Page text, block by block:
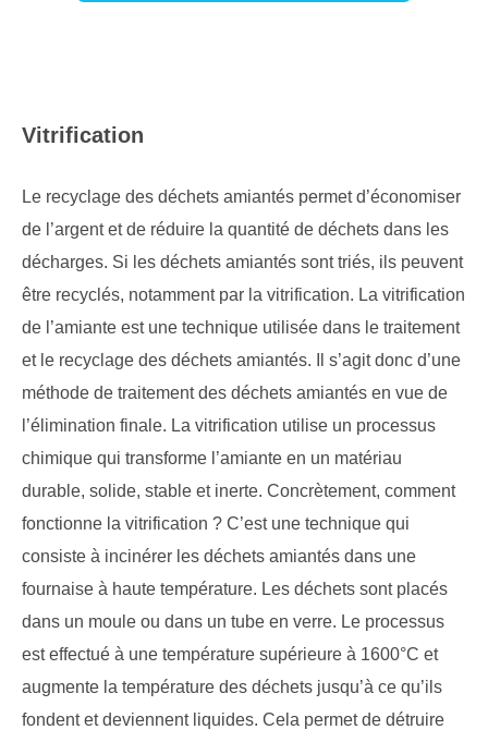
Vitrification
Le recyclage des déchets amiantés permet d’économiser
de l’argent et de réduire la quantité de déchets dans les
décharges. Si les déchets amiantés sont triés, ils peuvent
être recyclés, notamment par la vitrification. La vitrification
de l’amiante est une technique utilisée dans le traitement
et le recyclage des déchets amiantés. Il s’agit donc d’une
méthode de traitement des déchets amiantés en vue de
l’élimination finale. La vitrification utilise un processus
chimique qui transforme l’amiante en un matériau
durable, solide, stable et inerte. Concrètement, comment
fonctionne la vitrification ? C’est une technique qui
consiste à incinérer les déchets amiantés dans une
fournaise à haute température. Les déchets sont placés
dans un moule ou dans un tube en verre. Le processus
est effectué à une température supérieure à 1600°C et
augmente la température des déchets jusqu’à ce qu’ils
fondent et deviennent liquides. Cela permet de détruire